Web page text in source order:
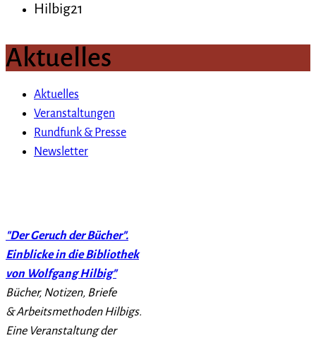
Hilbig21
Aktuelles
Aktuelles
Veranstaltungen
Rundfunk & Presse
Newsletter
"Der Geruch der Bücher".
Einblicke in die Bibliothek
von Wolfgang Hilbig"
Bücher, Notizen, Briefe
& Arbeitsmethoden Hilbigs.
Eine Veranstaltung der